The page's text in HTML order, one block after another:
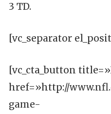
3 TD.
[vc_separator
[vc_cta_button
href=»http://
game-